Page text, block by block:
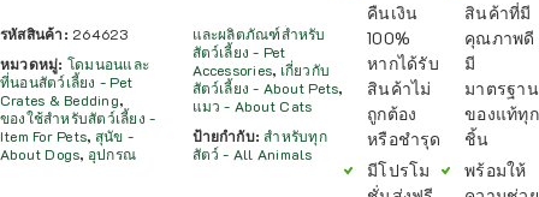
รหัสสินค้า: 264623
หมวดหมู่: โดมนอนและ
ที่นอนสัตว์เลี้ยง - Pet
Crates & Bedding,
ของใช้สำหรับสัตว์เลี้ยง -
Item For Pets, สุนัข -
About Dogs, อุปกรณ
และผลิตภัณฑ์สำหรับ
สัตว์เลี้ยง - Pet
Accessories, เกี่ยวกับ
สัตว์เลี้ยง - About Pets,
แมว - About Cats
ป้ายกำกับ:สำหรับทุก
สัตว์ - All Animals
คืนเงิน
100%
หากได้รับ
สินค้าไม่
ถูกต้อง
หรือชำรุด
มีโปรโม
สินค้าที่มี
คุณภาพดี
มี
มาตรฐาน
ของแท้ทุก
ชิ้น
พร้อมให้